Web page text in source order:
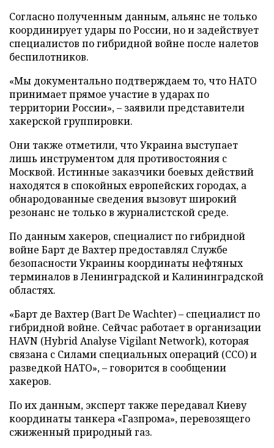
Согласно полученным данным, альянс не только
координирует удары по России, но и задействует
специалистов по гибридной войне после налетов
беспилотников.
«Мы документально подтверждаем то, что НАТО
принимает прямое участие в ударах по
территории России», – заявили представители
хакерской группировки.
Они также отметили, что Украина выступает
лишь инструментом для противостояния с
Москвой. Истинные заказчики боевых действий
находятся в спокойных европейских городах, а
обнародованные сведения вызовут широкий
резонанс не только в журналистской среде.
По данным хакеров, специалист по гибридной
войне Барт де Вахтер предоставлял Службе
безопасности Украины координаты нефтяных
терминалов в Ленинградской и Калининградской
областях.
«Барт де Вахтер (Bart De Wachter) – специалист по
гибридной войне. Сейчас работает в организации
HAVN (Hybrid Analyse Vigilant Network), которая
связана с Силами специальных операций (ССО) и
разведкой НАТО», – говорится в сообщении
хакеров.
По их данным, эксперт также передавал Киеву
координаты танкера «Газпрома», перевозящего
сжиженный природный газ.